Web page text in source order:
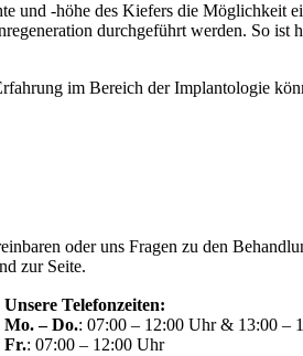
und -höhe des Kiefers die Möglichkeit
durchgeführt werden. So ist
im Bereich der Implantologie
oder uns Fragen zu den
zur Seite.
Unsere Telefonzeiten:
Mo. – Do.: 07:00 – 12:00 Uhr & 13:00 –
Fr.: 07:00 – 12:00 Uhr